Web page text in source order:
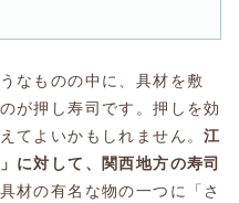
なものの中に、具材を敷
が押し寿司です。押しを効
てよいかもしれません。江
に対して、関西地方の寿司
材の有名な物の一つに「さ